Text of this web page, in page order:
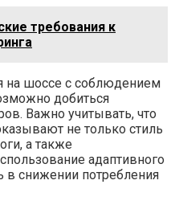
требования к
на шоссе с соблюдением
добиться
Важно учитывать, что
не только стиль
а также
адаптивного
в снижении потребления